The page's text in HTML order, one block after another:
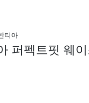
티아
퍼펙트핏 웨